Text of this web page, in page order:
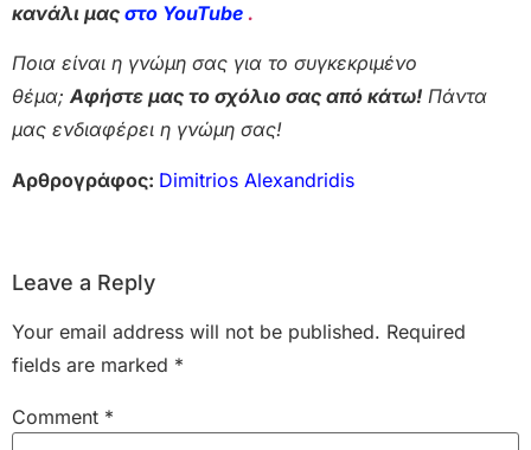
κανάλι μας στο YouTube .
Ποια είναι η γνώμη σας για το συγκεκριμένο
θέμα;Αφήστε μας το σχόλιο σας από κάτω! Πάντα
μας ενδιαφέρει η γνώμη σας!
Αρθρογράφος: Dimitrios Alexandridis
Leave a Reply
Your email address will not be published. Required
fields are marked *
Comment *